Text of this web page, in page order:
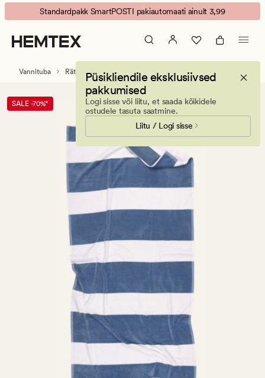
Sailor
Stripe
vannirätik
sinine
Animated
banner.
Press
ESCAPE
Standardpakk SmartPOSTI pakiautomaati ainult 3,99
Püsikliendile eksklusiivsed
pakkumised
Logi sisse või liitu, et saada kõikidele
ostudele tasuta saatmine.
Liitu / Logi sisse
Vannituba Rätikud Rannarätikud
SALE -70%*